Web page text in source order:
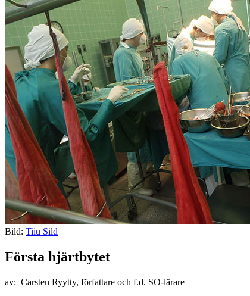
Bild: Tiiu Sild
Första hjärtbytet
av: Carsten Ryytty, författare och f.d. SO-lärare